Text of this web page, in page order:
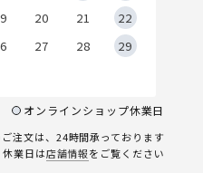
20 21
22
27 28
29
オンラインショップ休業日
注文は、24時間承っております
業日は店舗情報をご覧ください